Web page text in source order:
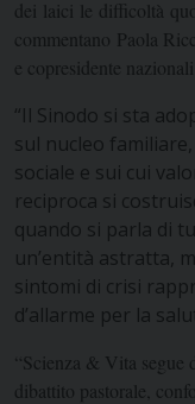
dei laici le difficoltà
commentano Paola
e copresidente
“Il Sinodo si sta
sul nucleo
sociale e sui cui
reciproca si
quando si parla di
un’entità astratta,
sintomi di crisi
d’allarme per la
“Scienza & Vita segue
dibattito pastorale,